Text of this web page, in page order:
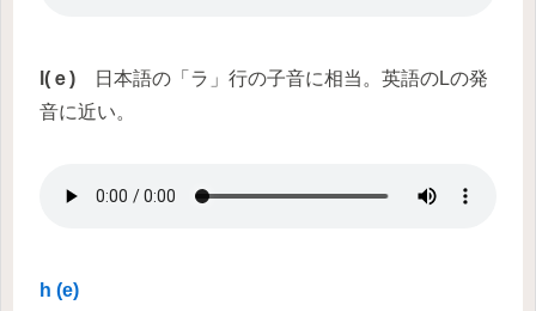
l(ｅ) 日本語の「ラ」行の子音に相当。英語のLの発
音に近い。
h (e)